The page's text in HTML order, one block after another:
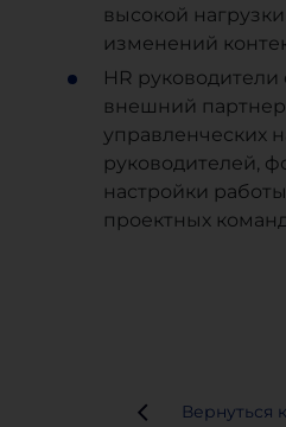
высокой
изменений
HR руководители
внешний партнер
управленческих
руководителей,
настройки
проектных
Вернуться